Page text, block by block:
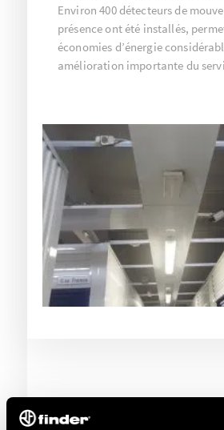
Environ 400 détecteurs de
présence ont été installés,
économies d’énergie
amélioration importante du